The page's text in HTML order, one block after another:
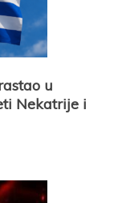
u
Nekatrije i